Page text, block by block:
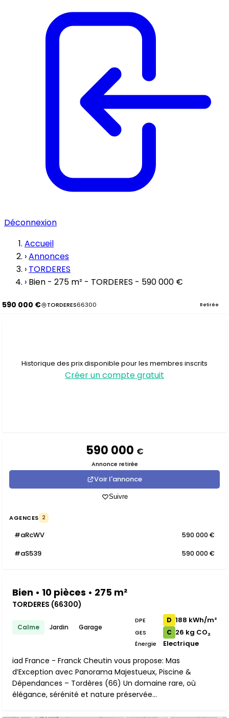
Déconnexion
Accueil
›Annonces
› TORDERES
› Bien - 275 m² - TORDERES - 590 000 €
590 000 € TORDERES66300 Retirée
Historique des prix disponible pour les membres inscrits
Créer un compte gratuit
590 000 €
Annonce retirée
Voir l'annonce
Suivre
AGENCES 2
#aRcWV 590 000 €
#aS539 590 000 €
Bien • 10 pièces • 275 m²
TORDERES (66300)
Calme Jardin Garage
DPE D 188 kWh/m²
GES C 26 kg CO₂
Énergie Electrique
iad France - Franck Cheutin vous propose: Mas
d’Exception avec Panorama Majestueux, Piscine &
Dépendances – Tordères (66) Un domaine rare, où
élégance, sérénité et nature préservée...